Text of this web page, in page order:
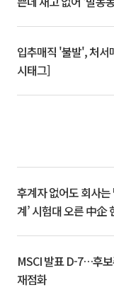
입추매직 '불발', 처서
시태그]
후계자 없어도 회사
계’ 시험대 오른 中企
MSCI 발표 D-7…후
재점화